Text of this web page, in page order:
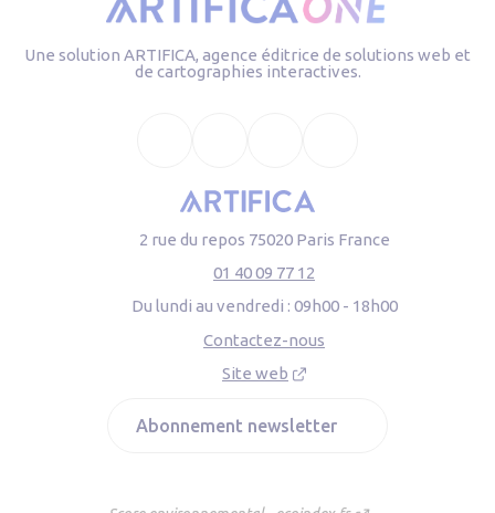
Une solution ARTIFICA, agence éditrice de solutions web et
de cartographies interactives.
2 rue du repos 75020 Paris France
01 40 09 77 12
Du lundi au vendredi : 09h00 - 18h00
Contactez-nous
Site web
Abonnement newsletter